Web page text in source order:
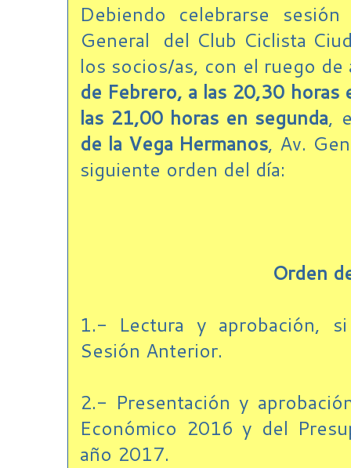
Debiendo celebrarse
General del Club Ciclista
los socios/as, con el ruego
de Febrero, a las 20,30 horas
las 21,00 horas en segunda,
de la Vega Hermanos, Av.
siguiente orden del día:
Orden
1.- Lectura y aprobación,
Sesión Anterior.
2.- Presentación y
Económico 2016 y del
año 2017.